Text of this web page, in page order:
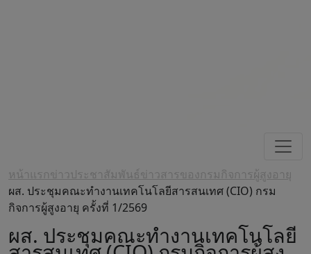
หน้าแรกข่าวประชาสัมพันธ์ข่าวสารของกรมกิจการผู้สูงอายุ
ผส. ประชุมคณะทำงานเทคโนโลยีสารสนเทศ (CIO) กรม
กิจการผู้สูงอายุ ครั้งที่ 1/2569
ผส. ประชุมคณะทำงานเทคโนโลยี